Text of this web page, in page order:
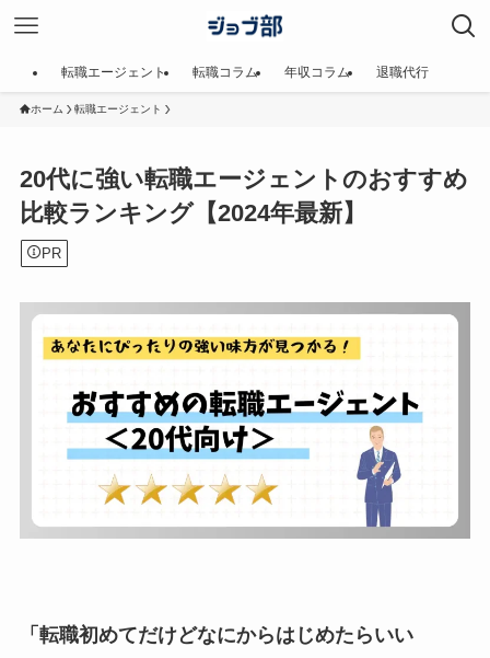
転職エージェント 転職コラム 年収コラム 退職代行
ホーム 転職エージェント
20代に強い転職エージェントのおすすめ
比較ランキング【2024年最新】
PR
「転職初めてだけどなにからはじめたらいい